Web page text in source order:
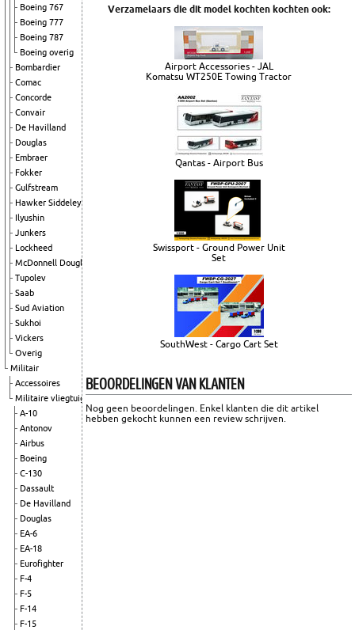
Boeing 767
Boeing 777
Boeing 787
Boeing overig
Bombardier
Comac
Concorde
Convair
De Havilland
Douglas
Embraer
Fokker
Gulfstream
Hawker Siddeley
Ilyushin
Junkers
Lockheed
McDonnell Douglas
Tupolev
Saab
Sud Aviation
Sukhoi
Vickers
Overig
Militair
Accessoires
Militaire vliegtuigen
A-10
Antonov
Airbus
Boeing
C-130
Dassault
De Havilland
Douglas
EA-6
EA-18
Eurofighter
F-4
F-5
F-14
F-15
Verzamelaars die dit model kochten kochten ook:
Airport Accessories - JAL
Komatsu WT250E Towing Tractor
Qantas - Airport Bus
Swissport - Ground Power Unit
Set
SouthWest - Cargo Cart Set
BEOORDELINGEN VAN KLANTEN
Nog geen beoordelingen. Enkel klanten die dit artikel
hebben gekocht kunnen een review schrijven.